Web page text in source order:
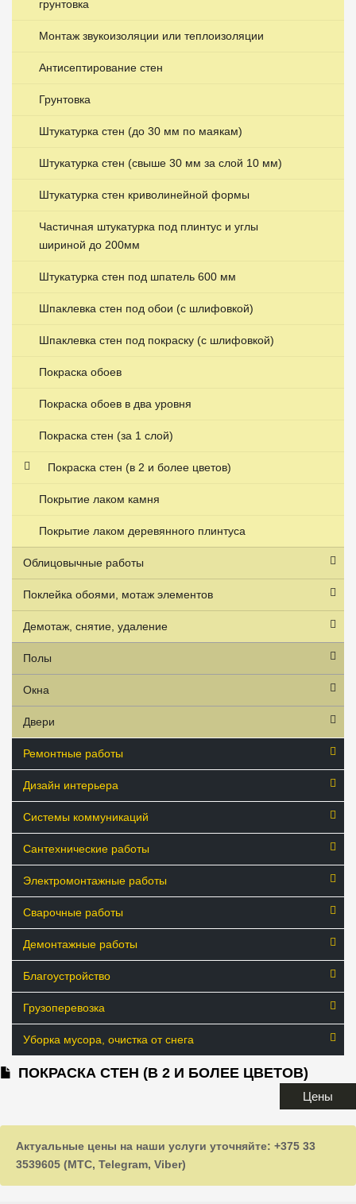
грунтовка
Монтаж звукоизоляции или теплоизоляции
Антисептирование стен
Грунтовка
Штукатурка стен (до 30 мм по маякам)
Штукатурка стен (свыше 30 мм за слой 10 мм)
Штукатурка стен криволинейной формы
Частичная штукатурка под плинтус и углы
шириной до 200мм
Штукатурка стен под шпатель 600 мм
Шпаклевка стен под обои (с шлифовкой)
Шпаклевка стен под покраску (с шлифовкой)
Покраска обоев
Покраска обоев в два уровня
Покраска стен (за 1 слой)
Покраска стен (в 2 и более цветов)
Покрытие лаком камня
Покрытие лаком деревянного плинтуса
Облицовычные работы
Поклейка обоями, мотаж элементов
Демотаж, снятие, удаление
Полы
Окна
Двери
Ремонтные работы
Дизайн интерьера
Системы коммуникаций
Сантехнические работы
Электромонтажные работы
Сварочные работы
Демонтажные работы
Благоустройство
Грузоперевозка
Уборка мусора, очистка от снега
ПОКРАСКА СТЕН (В 2 И БОЛЕЕ ЦВЕТОВ)
Цены
Актуальные цены на наши услуги уточняйте: +375 33
3539605 (МТС, Telegram, Viber)